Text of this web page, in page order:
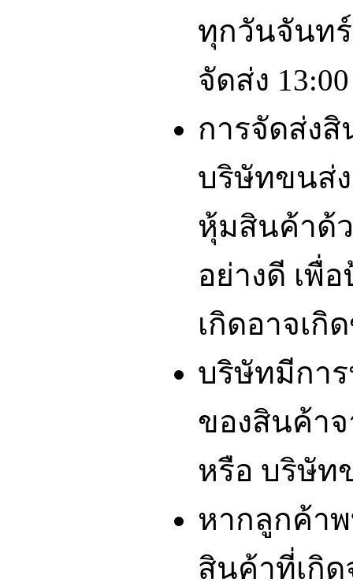
ทุกวันจันท
จัดส่ง
การจัดส่งสิ
บริษัทขนส่
หุ้มสินค้าด้
อย่างดี เพื่
เกิดอาจเกิ
บริษัทมีกา
ของสินค้าจ
หรือ บริษัท
หากลูกค้า
สินค้าที่เกิ